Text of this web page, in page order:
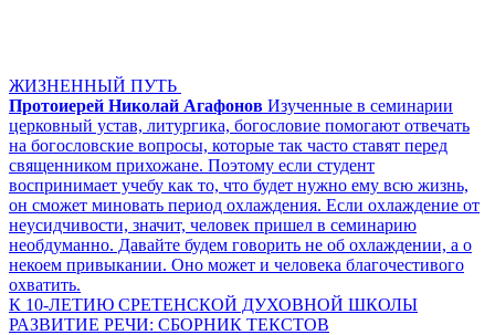
ЖИЗНЕННЫЙ ПУТЬ
Протоиерей Николай Агафонов Изученные в семинарии
церковный устав, литургика, богословие помогают отвечать
на богословские вопросы, которые так часто ставят перед
священником прихожане. Поэтому если студент
воспринимает учебу как то, что будет нужно ему всю жизнь,
он сможет миновать период охлаждения. Если охлаждение от
неусидчивости, значит, человек пришел в семинарию
необдуманно. Давайте будем говорить не об охлаждении, а о
некоем привыкании. Оно может и человека благочестивого
охватить.
К 10-ЛЕТИЮ СРЕТЕНСКОЙ ДУХОВНОЙ ШКОЛЫ
РАЗВИТИЕ РЕЧИ: СБОРНИК ТЕКСТОВ